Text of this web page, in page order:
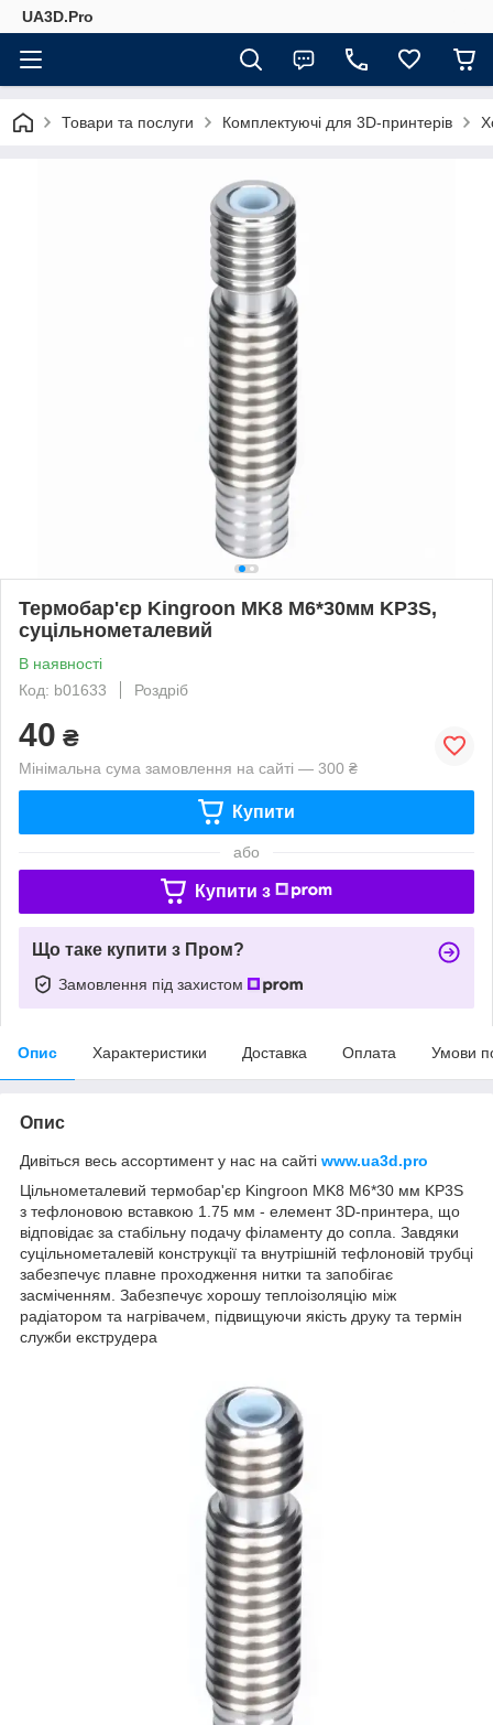
UA3D.Pro
Товари та послуги Комплектуючі для 3D-принтерів
Термобар'єр Kingroon MK8 M6*30мм KP3S,
суцільнометалевий
В наявності
Код: b01633
Роздріб
40 ₴
Мінімальна сума замовлення на сайті — 300 ₴
Купити
або
Купити з
Що таке купити з Пром?
Замовлення під захистом
Опис Характеристики Доставка Оплата Умови
Опис
Дивіться весь ассортимент у нас на сайті www.ua3d.pro
Цільнометалевий термобар'єр Kingroon MK8 M6*30 мм KP3S
з тефлоновою вставкою 1.75 мм - елемент 3D-принтера, що
відповідає за стабільну подачу філаменту до сопла. Завдяки
суцільнометалевій конструкції та внутрішній тефлоновій трубці
забезпечує плавне проходження нитки та запобігає
засміченням. Забезпечує хорошу теплоізоляцію між
радіатором та нагрівачем, підвищуючи якість друку та термін
служби екструдера